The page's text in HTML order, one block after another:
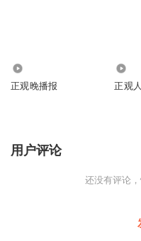
正观晚播报 正观
用户评论
还没有评论